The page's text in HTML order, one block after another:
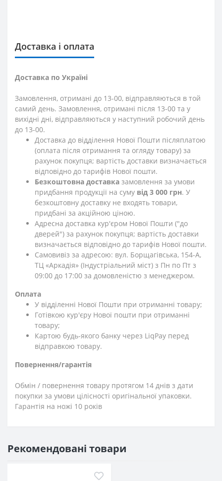
Доставка і оплата
Доставка по Україні
Замовлення, отримані до 13-00, відправляються в той
самий день. Замовлення, отримані після 13-00 та у
вихідні дні, відправляються у наступний робочий день
до 13-00.
Доставка до відділення Нової Пошти післяплатою
(оплата після отримання та огляду товару) за
рахунок покупця; вартість доставки визначається
відповідно до тарифів Нової пошти.
Безкоштовна доставка замовлення за умови
придбання продукції на суму від 3 000 грн. У
безкоштовну доставку не входять товари,
придбані за акційною ціною.
Адресна доставка кур'єром Нової Пошти ("до
дверей") за рахунок покупця; вартість доставки
визначається відповідно до тарифів Нової пошти.
Самовивіз за адресою: вул. Борщагівська, 154-А,
ТЦ «Аркадія» (Індустріальний міст) з Пн по Пт з
09:00 до 17:00 за домовленістю з менеджером.
Оплата
У відділенні Нової Пошти при отриманні товару;
Готівкою кур'єру Нової пошти при отриманні
товару;
Картою будь-якого банку через LiqPay перед
відправкою товару.
Повернення/гарантія
Обмін / повернення товару протягом 14 днів з дати
покупки за умови цілісності оригінальної упаковки.
Гарантія на ножі 10 років
Рекомендовані товари